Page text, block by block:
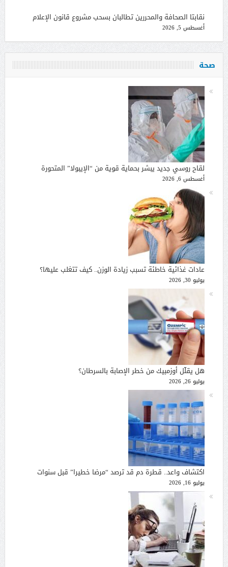
نقابتا الصحافة والمحررين تطالبان بسحب مشروع قانون الإعلام
أغسطس 5, 2026
صحة
لقاح روسي جديد يبشر بحماية قوية من “الإيبولا” المتحورة
أغسطس 6, 2026
عادات غذائية خاطئة تسبب زيادة الوزن.. كيف تتغلب عليها؟
يوليو 30, 2026
هل يقلّل أوزمبيك من خطر الإصابة بالسرطان؟
يوليو 26, 2026
اكتشاف واعد.. قطرة دم قد ترصد “مرضا خطيرا” قبل سنوات
يوليو 16, 2026